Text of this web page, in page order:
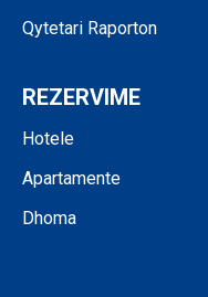
Qytetari Raporton
REZERVIME
Hotele
Apartamente
Dhoma